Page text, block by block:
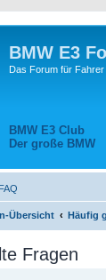
BMW E3
Das Forum für
BMW E3 Club
Der große BMW
FAQ
Übersicht Häufig
Fragen